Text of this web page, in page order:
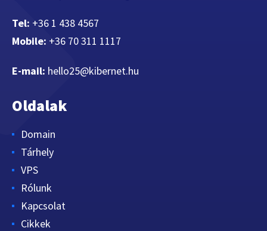
Tel: +36 1 438 4567
Mobile: +36 70 311 1117
E-mail: hello25@kibernet.hu
Oldalak
Domain
Tárhely
VPS
Rólunk
Kapcsolat
Cikkek